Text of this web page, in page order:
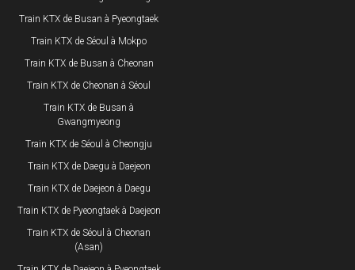
Train KTX de Busan à Pyeongtaek
Train KTX de Séoul à Mokpo
Train KTX de Busan à Cheonan
Train KTX de Cheonan à Séoul
Train KTX de Busan à
Gwangmyeong
Train KTX de Séoul à Cheongju
Train KTX de Daegu à Daejeon
Train KTX de Daejeon à Daegu
Train KTX de Pyeongtaek à Daejeon
Train KTX de Séoul à Cheonan
(Asan)